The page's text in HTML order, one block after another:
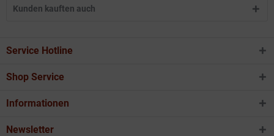
Kunden kauften auch
Service Hotline
Shop Service
Informationen
Newsletter